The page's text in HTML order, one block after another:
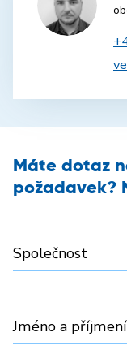
Máte dotaz
požadavek?
Společnost
Jméno a příjmení